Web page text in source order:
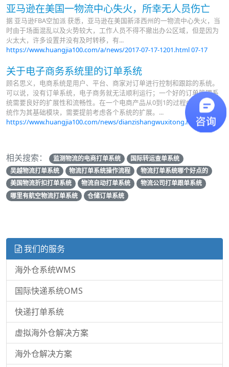
亚马逊在美国一物流中心失火，所幸无人员伤亡
据 亚马逊FBA空加派 获悉，亚马逊在美国新泽西州的一物流中心失火，当
时由于场面混乱以及火势较大，工作人员不得不撤出办公区域，但是因为
火太大，许多设置并没有及时转移，有...
https://www.huangjia100.com/a/news/2017-07-17-1201.html07-17
关于电子商务系统里的订单系统
顾名思义，电商系统是用户、平台、商家对订单进行控制和跟踪的系统。
可以说，没有订单系统，电子商务就无法顺利运行；一个好的订单管理系
统需要良好的扩展性和流畅性。在一个电商产品从0到1的过程中，订单系
统作为其基础模块，需要提前考虑各个系统的扩展。...
https://www.huangjia100.com/news/dianzishangwuxitong.html10-21
相关搜索： 监测物流的电商打单系统
国际转运查单系统
吴越物流打单系统
物流打单系统操作流程
物流打单系统哪个好点的
美国物流折扣打单系统
物流自动打单系统
物流公司打单跟单系统
哪里有航空物流打单系统
仓储订单系统
我们的服务
海外仓系统WMS
国际快递系统OMS
快递打单系统
虚拟海外仓解决方案
海外仓解决方案